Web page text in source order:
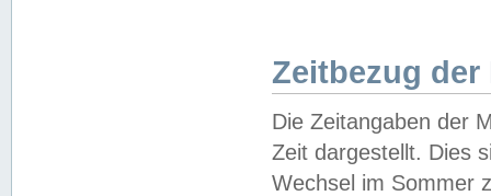
Zeitbezug der
Die Zeitangaben der
Zeit dargestellt. Dies
Wechsel im Sommer